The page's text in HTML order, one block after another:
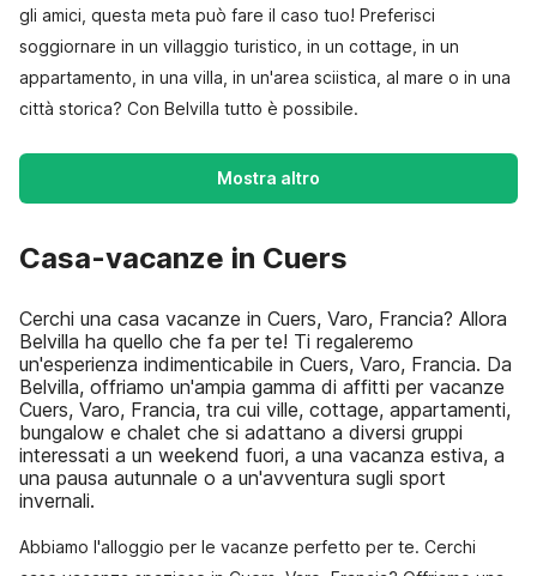
gli amici, questa meta può fare il caso tuo! Preferisci
soggiornare in un villaggio turistico, in un cottage, in un
appartamento, in una villa, in un'area sciistica, al mare o in una
città storica? Con Belvilla tutto è possibile.
Mostra altro
Casa-vacanze in Cuers
Cerchi una casa vacanze in Cuers, Varo, Francia? Allora
Belvilla ha quello che fa per te! Ti regaleremo
un'esperienza indimenticabile in Cuers, Varo, Francia. Da
Belvilla, offriamo un'ampia gamma di affitti per vacanze
Cuers, Varo, Francia, tra cui ville, cottage, appartamenti,
bungalow e chalet che si adattano a diversi gruppi
interessati a un weekend fuori, a una vacanza estiva, a
una pausa autunnale o a un'avventura sugli sport
invernali.
Abbiamo l'alloggio per le vacanze perfetto per te. Cerchi